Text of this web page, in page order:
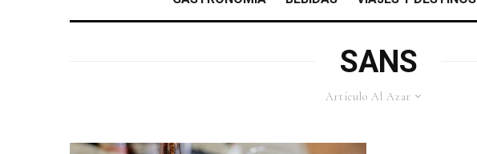
SANS
Artículo Al Azar